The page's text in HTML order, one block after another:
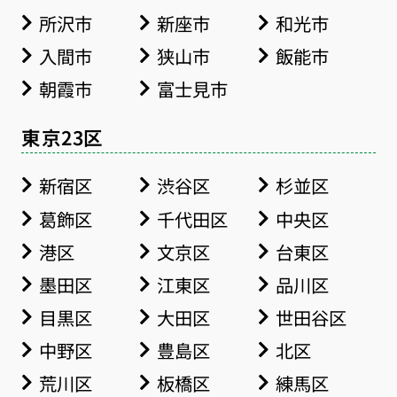
所沢市 新座市
和光市
入間市
狭山市
飯能市
朝霞市
富士見市
東京23区
新宿区 渋谷区
杉並区
葛飾区
千代田区
中央区
港区
文京区
台東区
墨田区
江東区
品川区
目黒区
大田区
世田谷区
中野区
豊島区
北区
荒川区
板橋区 練馬区